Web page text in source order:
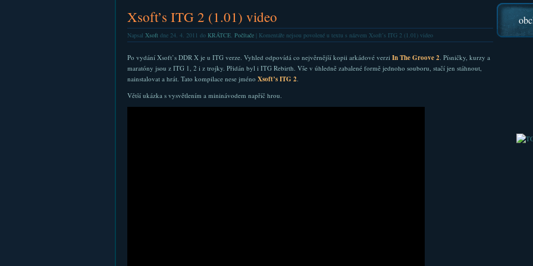
Xsoft’s ITG 2 (1.01) video
Napsal Xsoftdne 24. 4. 2011 do KRÁTCE, Počítače| Komentáře nejsou povolenéu textu s názvem Xsoft’s ITG 2 (1.01) video
Po vydání Xsoft’s DDR X je u ITG verze. Vyhled odpovídá co nejvěrnější kopii arkádové verzi In The Groove 2. Písničky, kurzy a
maratóny jsou z ITG 1, 2 i z trojky. Přidán byl i ITG Rebirth. Vše v úhledně zabalené formě jednoho souboru, stačí jen stáhnout,
nainstalovat a hrát. Tato kompilace nese jméno Xsoft’s ITG 2.
Větší ukázka s vysvětlením a mininávodem napříč hrou.